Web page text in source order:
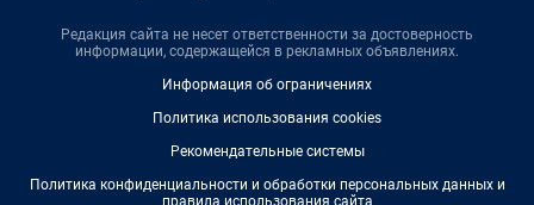
Редакция сайта не несет ответственности за достоверность
информации, содержащейся в рекламных объявлениях.
Информация об ограничениях
Политика использования cookies
Рекомендательные системы
Политика конфиденциальности и обработки персональных данных и
правила использования сайта